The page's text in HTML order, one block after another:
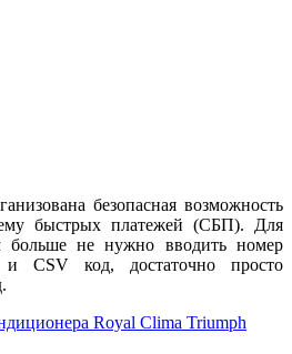
безопасная возможность
быстрых платежей (СБП). Для
больше не нужно вводить номер
CSV код, достаточно просто
Royal Clima Triumph